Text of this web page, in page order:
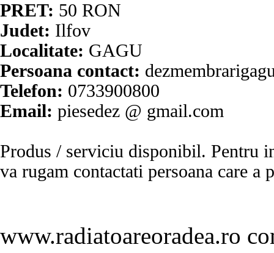
PRET: 50 RON
Judet: Ilfov
Localitate: GAGU
Persoana contact:
Telefon: 0733900800
Email: piesedez @ gmail.com
Produs / serviciu disponibil. Pentru
va rugam contactati persoana care a
www.radiatoareoradea.ro